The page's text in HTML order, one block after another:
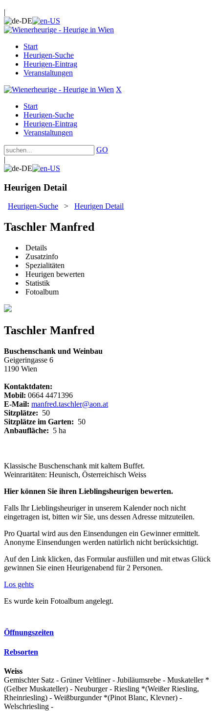
|
Start
Heurigen-Suche
Heurigen-Eintrag
Veranstaltungen
X
Start
Heurigen-Suche
Heurigen-Eintrag
Veranstaltungen
GO
|
Heurigen Detail
Heurigen-Suche > Heurigen Detail
Taschler Manfred
Details
Zusatzinfo
Spezialitäten
Heurigen bewerten
Statistik
Fotoalbum
Taschler Manfred
Buschenschank und Weinbau
Geigeringasse 6
1190 Wien
Kontaktdaten:
Mobil: 0664 4471396
E-Mail: manfred.taschler@aon.at
Sitzplätze: 50
Sitzplätze im Garten: 50
Anbaufläche: 5 ha
Klassische Buschenschank mit kaltem Buffet.
Weinraritäten: Heunisch, Österreichisch Weiss
Hier können Sie ihren Lieblingsheurigen bewerten.
Falls Ihr Lieblingsheuriger in unserem Kalender noch nicht
eingetragen ist, bitten wir Sie, uns dessen Adresse mitzuteilen.
Pro Quartal wird aus den Einsendungen ein Gewinner ermittelt.
Anonyme Einsendungen werden natürlich nicht berücksichtigt.
Auf den Link klicken, das Formular ausfüllen und mit etwas Glück
gewinnen Sie einen Heurigenabend für 2 Personen.
Los gehts
Es wurde kein Fotoalbum angelegt.
Öffnungszeiten
Rebsorten
Weiss
Gemischter Satz - Grüner Veltliner - Jubiläumsrebe - Muskateller *
(Gelber Muskateller) - Neuburger - Riesling *(Weißer Riesling,
Rheinriesling) - Weißburgunder *(Pinot Blanc, Klevner) -
Welschriesling -